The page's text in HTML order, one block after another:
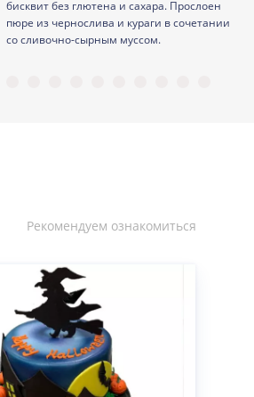
бисквит без глютена и сахара. Прослоен
пюре из чернослива и кураги в сочетании
со сливочно-сырным муссом.
Рекомендуем ознакомиться